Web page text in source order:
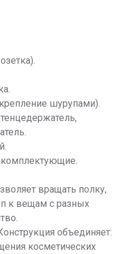
шурупами).
комплектующие.
вращать полку,
к вещам с разных
объединяет:
косметических